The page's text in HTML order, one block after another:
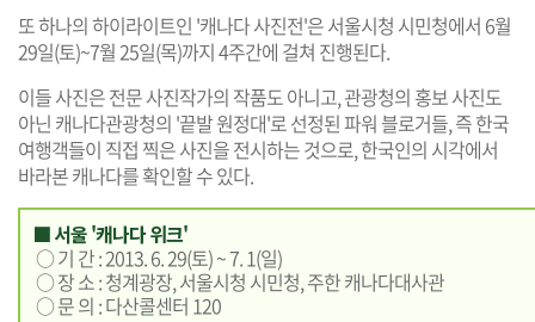
또 하나의 하이라이트인 '캐나다 사진전'은 서울시청 시민청에서 6월
29일(토)~7월 25일(목)까지 4주간에 걸쳐 진행된다.
이들 사진은 전문 사진작가의 작품도 아니고, 관광청의 홍보 사진도
아닌 캐나다관광청의 '끝발 원정대'로 선정된 파워 블로거들, 즉 한국
여행객들이 직접 찍은 사진을 전시하는 것으로, 한국인의 시각에서
바라본 캐나다를 확인할 수 있다.
■ 서울 '캐나다 위크'
○ 기 간 : 2013. 6. 29(토) ~ 7. 1(일)
○ 장 소 : 청계광장, 서울시청 시민청, 주한 캐나다대사관
○ 문 의 : 다산콜센터 120